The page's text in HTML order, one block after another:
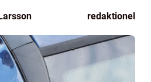
redaktionel